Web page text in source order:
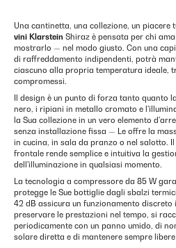
Una cantinetta, una collezione, un piacere
vini Klarstein Shiraz è pensata per chi
mostrarlo — nel modo giusto. Con una
di raffreddamento indipendenti, potrà
ciascuno alla propria temperatura ideale,
compromessi.
Il design è un punto di forza tanto quanto
nero, i ripiani in metallo cromato e
la Sua collezione in un vero elemento
senza installazione fissa — Le offre la
in cucina, in sala da pranzo o nel salotto.
frontale rende semplice e intuitiva la
dell'illuminazione in qualsiasi momento.
La tecnologia a compressore da 85 W
protegge le Sue bottiglie dagli sbalzi
42 dB assicura un funzionamento discreto
preservare le prestazioni nel tempo, si
periodicamente con un panno umido, di
solare diretta e di mantenere sempre